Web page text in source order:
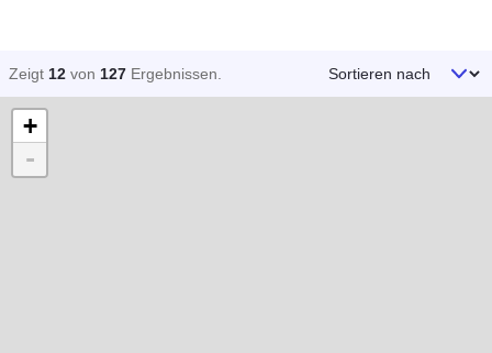
Zeigt 12 von 127 Ergebnissen Sortieren nach
+
-